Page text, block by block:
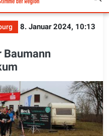
8. Januar 2024, 10:13
Baumann